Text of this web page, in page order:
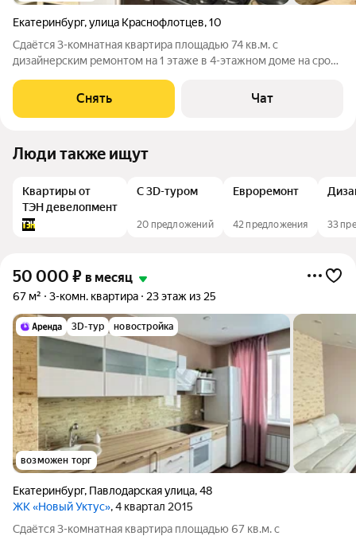
Екатеринбург,улица Краснофлотцев,10
Сдаётся 3-комнатная квартира площадью 74 кв.м. с
дизайнерским ремонтом на 1 этаже в 4-этажном доме на срок
Стиральная машина Холодильник Посудомоечная машина
Микроволновка Пылесос Дом -
Снять Чат
Люди также ищут
Квартиры от
ТЭН девелопмент
С 3D-туром
20 предложений
Евроремонт
42 предложения 33
50 000 ₽ в месяц
67 м² 3-комн. квартира 23 этаж из 25
3D-тур новостройка
возможен торг
Екатеринбург, Павлодарская улица,48
ЖК «Новый Уктус», 4 квартал 2015
Сдаётся 3-комнатная квартира площадью 67 кв.м. с